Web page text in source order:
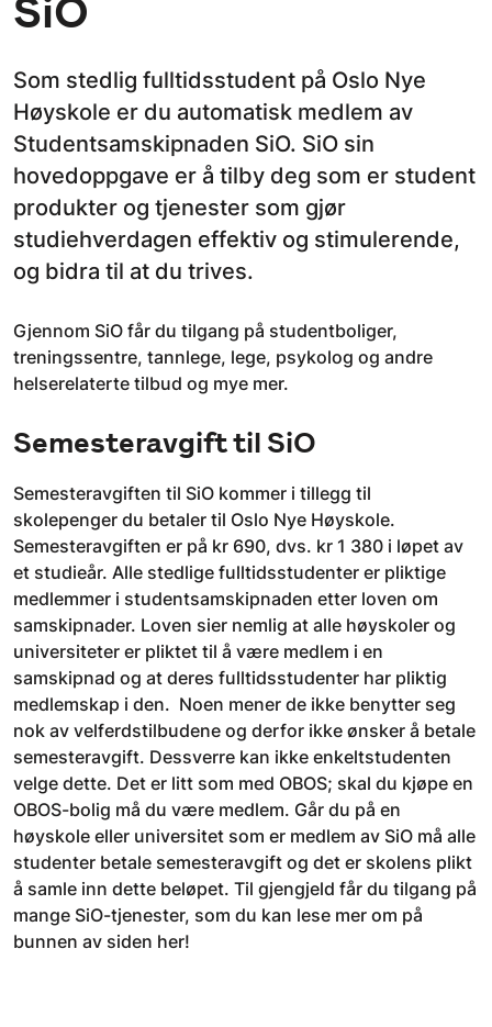
SiO
Som stedlig fulltidsstudent på Oslo Nye
Høyskole er du automatisk medlem av
Studentsamskipnaden SiO. SiO sin
hovedoppgave er å tilby deg som er student
produkter og tjenester som gjør
studiehverdagen effektiv og stimulerende,
og bidra til at du trives.
Gjennom SiO får du tilgang på studentboliger,
treningssentre, tannlege, lege, psykolog og andre
helserelaterte tilbud og mye mer.
Semesteravgift til SiO
Semesteravgiften til SiO kommer i tillegg til
skolepenger du betaler til Oslo Nye Høyskole.
Semesteravgiften er på kr 690, dvs. kr 1 380 i løpet av
et studieår. Alle stedlige fulltidsstudenter er pliktige
medlemmer i studentsamskipnaden etter loven om
samskipnader. Loven sier nemlig at alle høyskoler og
universiteter er pliktet til å være medlem i en
samskipnad og at deres fulltidsstudenter har pliktig
medlemskap i den. Noen mener de ikke benytter seg
nok av velferdstilbudene og derfor ikke ønsker å betale
semesteravgift. Dessverre kan ikke enkeltstudenten
velge dette. Det er litt som med OBOS; skal du kjøpe en
OBOS-bolig må du være medlem. Går du på en
høyskole eller universitet som er medlem av SiO må alle
studenter betale semesteravgift og det er skolens plikt
å samle inn dette beløpet. Til gjengjeld får du tilgang på
mange SiO-tjenester, som du kan lese mer om på
bunnen av siden her!